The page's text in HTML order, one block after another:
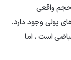
حجم واقعی
پولی وجود دارد.
است ، اما